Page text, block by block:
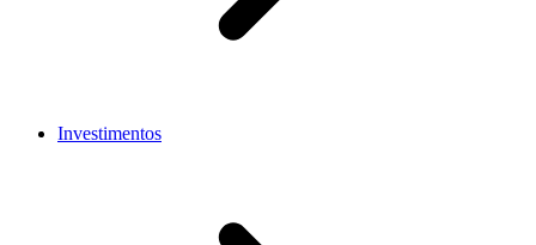
Investimentos